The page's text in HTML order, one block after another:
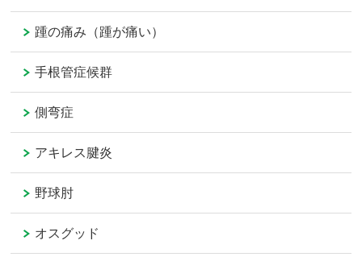
踵の痛み（踵が痛い）
手根管症候群
側弯症
アキレス腱炎
野球肘
オスグッド